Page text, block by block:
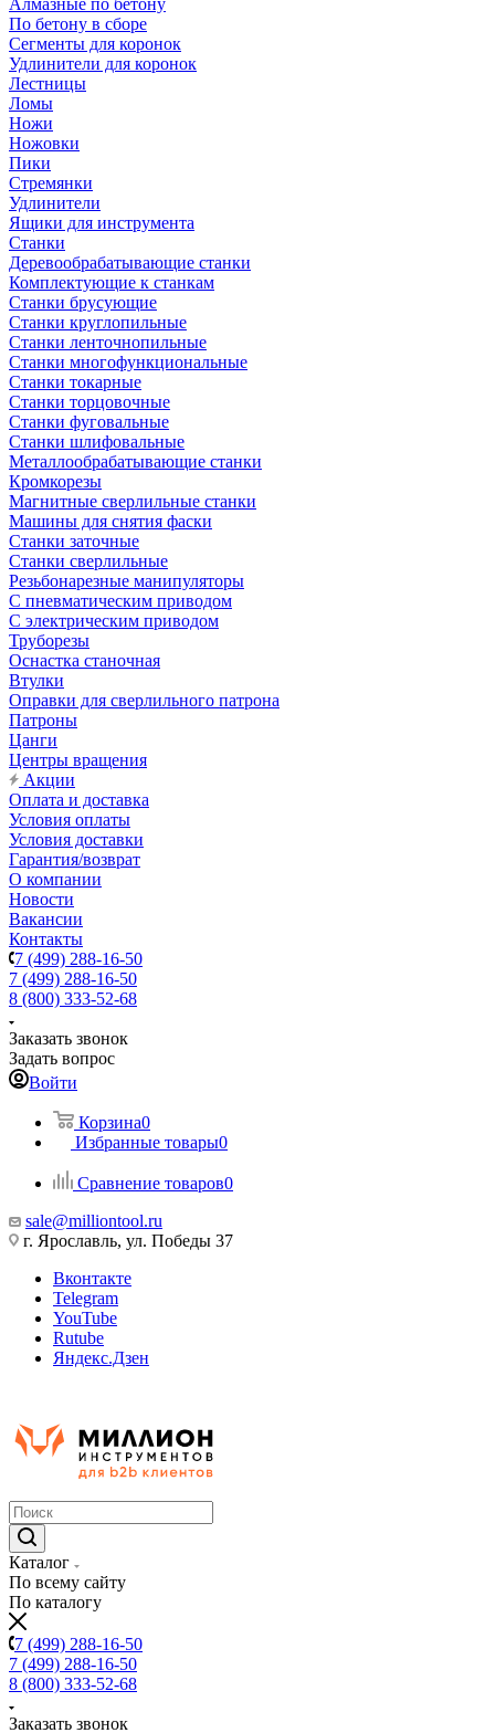
Алмазные по бетону
По бетону в сборе
Сегменты для коронок
Удлинители для коронок
Лестницы
Ломы
Ножи
Ножовки
Пики
Стремянки
Удлинители
Ящики для инструмента
Станки
Деревообрабатывающие станки
Комплектующие к станкам
Станки брусующие
Станки круглопильные
Станки ленточнопильные
Станки многофункциональные
Станки токарные
Станки торцовочные
Станки фуговальные
Станки шлифовальные
Металлообрабатывающие станки
Кромкорезы
Магнитные сверлильные станки
Машины для снятия фаски
Станки заточные
Станки сверлильные
Резьбонарезные манипуляторы
С пневматическим приводом
С электрическим приводом
Труборезы
Оснастка станочная
Втулки
Оправки для сверлильного патрона
Патроны
Цанги
Центры вращения
Акции
Оплата и доставка
Условия оплаты
Условия доставки
Гарантия/возврат
О компании
Новости
Вакансии
Контакты
7 (499) 288-16-50
7 (499) 288-16-50
8 (800) 333-52-68
Заказать звонок
Задать вопрос
Войти
Корзина0
Избранные товары0
Сравнение товаров0
sale@milliontool.ru
г. Ярославль, ул. Победы 37
Вконтакте
Telegram
YouTube
Rutube
Яндекс.Дзен
Каталог
По всему сайту
По каталогу
7 (499) 288-16-50
7 (499) 288-16-50
8 (800) 333-52-68
Заказать звонок